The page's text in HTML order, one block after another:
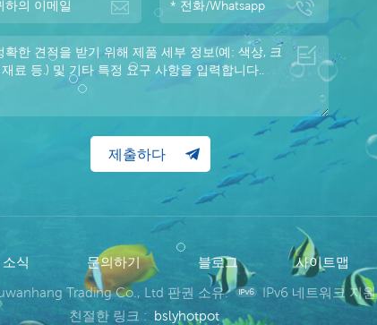
소식 문의하기 블로그 사이트맵
Trading Co., Ltd 판권 소유.
IPv6 네트워크 지원
친절한 링크 : bslyhotpot